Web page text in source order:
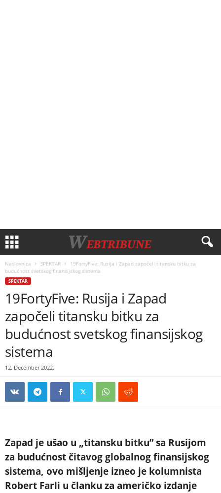
Naslovnica SPEKTAR
19FortyFive: Rusija i Zapad započeli titansku bitku za
budućnost svetskog finansijskog sistema
SPEKTAR
19FortyFive: Rusija i Zapad
započeli titansku bitku za
budućnost svetskog finansijskog
sistema
12. December 2022.
Zapad je ušao u „titansku bitku” sa Rusijom
za budućnost čitavog globalnog finansijskog
sistema, ovo mišljenje izneo je kolumnista
Robert Farli u članku za američko izdanje